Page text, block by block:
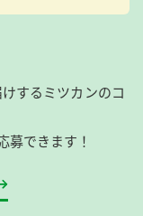
するミツカンのコ
募できます！